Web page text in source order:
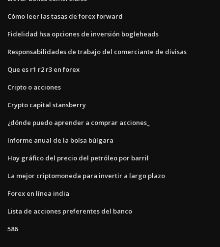
Cómo leer las tasas de forex forward
Fidelidad hsa opciones de inversión bogleheads
Responsabilidades de trabajo del comerciante de divisas
Que es r1 r2 r3 en forex
Cripto o acciones
Crypto capital stansberry
¿dónde puedo aprender a comprar acciones_
Informe anual de la bolsa búlgara
Hoy gráfico del precio del petróleo por barril
La mejor criptomoneda para invertir a largo plazo
Forex en línea india
Lista de acciones preferentes del banco
586